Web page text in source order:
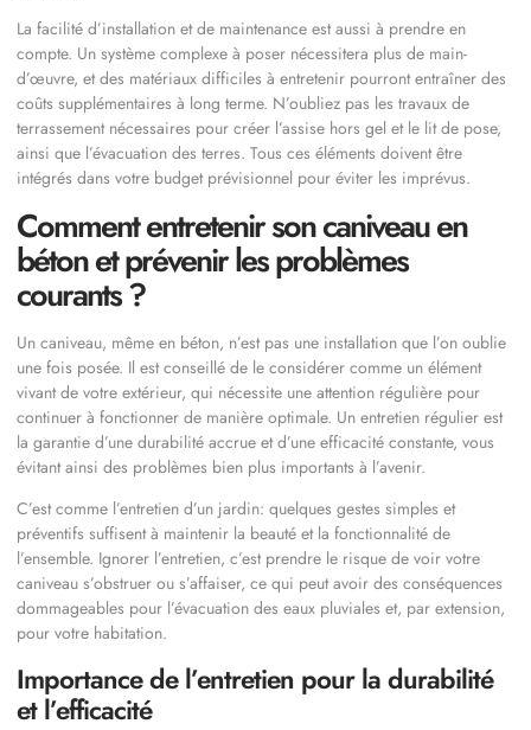
La facilité d’installation et de maintenance est aussi à prendre en
compte. Un système complexe à poser nécessitera plus de main-
d’œuvre, et des matériaux difficiles à entretenir pourront entraîner des
coûts supplémentaires à long terme. N’oubliez pas les travaux de
terrassement nécessaires pour créer l’assise hors gel et le lit de pose,
ainsi que l’évacuation des terres. Tous ces éléments doivent être
intégrés dans votre budget prévisionnel pour éviter les imprévus.
Comment entretenir son caniveau en
béton et prévenir les problèmes
courants ?
Un caniveau, même en béton, n’est pas une installation que l’on oublie
une fois posée. Il est conseillé de le considérer comme un élément
vivant de votre extérieur, qui nécessite une attention régulière pour
continuer à fonctionner de manière optimale. Un entretien régulier est
la garantie d’une durabilité accrue et d’une efficacité constante, vous
évitant ainsi des problèmes bien plus importants à l’avenir.
C’est comme l’entretien d’un jardin: quelques gestes simples et
préventifs suffisent à maintenir la beauté et la fonctionnalité de
l’ensemble. Ignorer l’entretien, c’est prendre le risque de voir votre
caniveau s’obstruer ou s’affaiser, ce qui peut avoir des conséquences
dommageables pour l’évacuation des eaux pluviales et, par extension,
pour votre habitation.
Importance de l’entretien pour la durabilité
et l’efficacité